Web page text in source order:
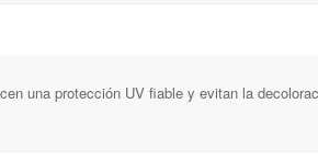
una protección UV fiable y evitan la